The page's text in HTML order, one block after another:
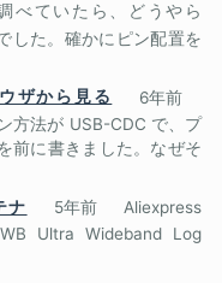
べていたら、どうやら
した。確かにピン配置を
ザから見る
6年前
方法が USB-CDC で、プ
前に書きました。なぜそ
ナ
5年前
Aliexpress
Ultra Wideband Log